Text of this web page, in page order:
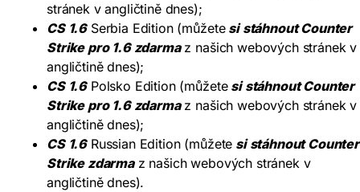
stránek v angličtině dnes);
CS 1.6Serbia Edition (můžetesi stáhnout Counter
Strike pro 1.6 zdarmaz našich webových stránek v
angličtině dnes);
CS 1.6Polsko Edition (můžetesi stáhnout Counter
Strike pro 1.6 zdarmaz našich webových stránek v
angličtině dnes);
CS 1.6Russian Edition (můžete si stáhnout Counter
Strike zdarmaz našich webových stránek v
angličtině dnes).